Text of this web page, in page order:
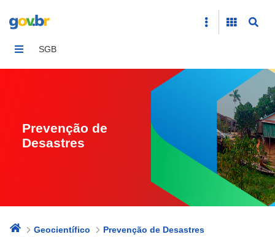
SGB
Prevenção de
Desastres
Geocientífico
Prevenção de Desastres